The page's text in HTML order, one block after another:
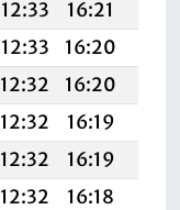
12:33 16:21
12:33 16:20
12:32 16:20
12:32 16:19
12:32 16:19
12:32 16:18